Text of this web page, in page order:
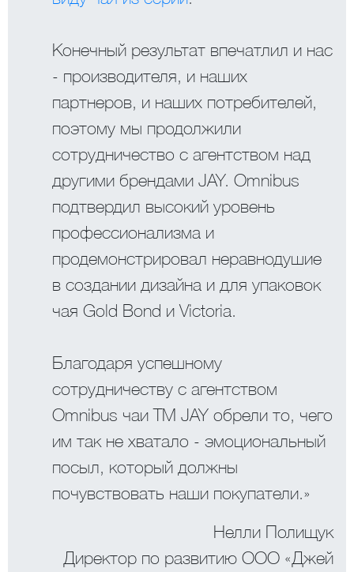
Конечный результат впечатлил и нас
- производителя, и наших
партнеров, и наших потребителей,
поэтому мы продолжили
сотрудничество с агентством над
другими брендами JAY. Omnibus
подтвердил высокий уровень
профессионализма и
продемонстрировал неравнодушие
в создании дизайна и для упаковок
чая Gold Bond и Victoria.
Благодаря успешному
сотрудничеству с агентством
Omnibus чаи ТМ JAY обрели то, чего
им так не хватало - эмоциональный
посыл, который должны
почувствовать наши покупатели.»
Нелли Полищук
Директор по развитию ООО «Джей